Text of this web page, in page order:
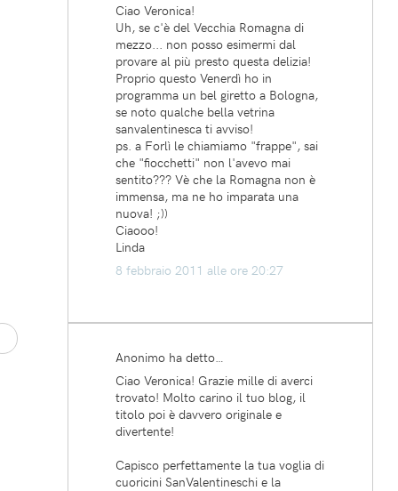
Ciao Veronica!
Uh, se c'è del Vecchia Romagna di
mezzo... non posso esimermi dal
provare al più presto questa delizia!
Proprio questo Venerdì ho in
programma un bel giretto a Bologna,
se noto qualche bella vetrina
sanvalentinesca ti avviso!
ps. a Forlì le chiamiamo "frappe", sai
che "fiocchetti" non l'avevo mai
sentito??? Vè che la Romagna non è
immensa, ma ne ho imparata una
nuova! ;))
Ciaooo!
Linda
8 febbraio 2011 alle ore 20:27
Anonimo ha detto…
Ciao Veronica! Grazie mille di averci
trovato! Molto carino il tuo blog, il
titolo poi è davvero originale e
divertente!
Capisco perfettamente la tua voglia di
cuoricini SanValentineschi e la